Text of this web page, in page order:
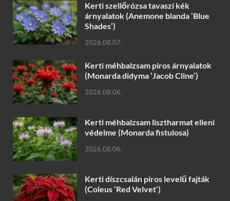
Kerti szellőrózsa tavaszi kék
árnyalatok (Anemone blanda ‘Blue
Shades’)
2026.08.07.
Kerti méhbalzsam piros árnyalatok
(Monarda didyma ‘Jacob Cline’)
2026.08.06.
Kerti méhbalzsam lisztharmat elleni
védelme (Monarda fistulosa)
2026.08.06.
Kerti díszcsalán piros levelű fajták
(Coleus ‘Red Velvet’)